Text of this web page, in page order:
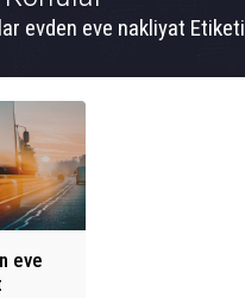
evden eve nakliyat Etiketi
eve